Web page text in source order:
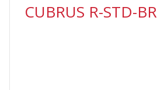
CUBRUS R-STD-BR